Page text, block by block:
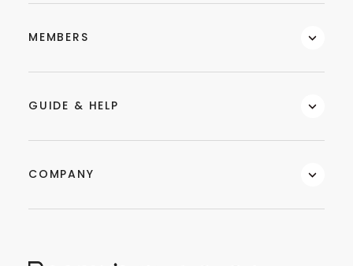
MEMBERS
GUIDE & HELP
COMPANY